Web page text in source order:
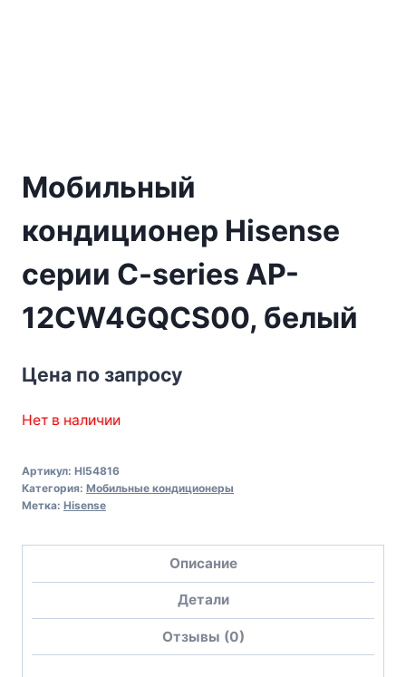
Мобильный
кондиционер Hisense
серии C-series AP-
12CW4GQCS00, белый
Цена по запросу
Нет в наличии
Артикул: HI54816
Категория: Мобильные кондиционеры
Метка: Hisense
Описание
Детали
Отзывы (0)